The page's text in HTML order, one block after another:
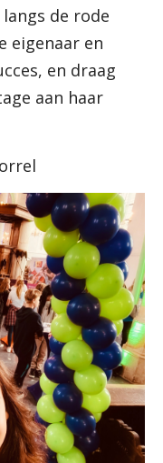
de rode
eigenaar en
en draag
aan haar